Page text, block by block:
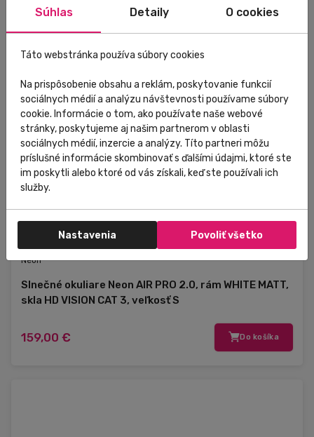
Externý sklad
Neon
Slnečné okuliare Neon AIR PRO 2.0, rám WHITE MATT,
skla HD VISION CAT 3, veľkosť S
159,00 € Do košíka
Súhlas Detaily O cookies
Táto webstránka používa súbory cookies
Na prispôsobenie obsahu a reklám, poskytovanie funkcií
sociálnych médií a analýzu návštevnosti používame súbory
cookie. Informácie o tom, ako používate naše webové
stránky, poskytujeme aj našim partnerom v oblasti
sociálnych médií, inzercie a analýzy. Títo partneri môžu
príslušné informácie skombinovať s ďalšími údajmi, ktoré ste
im poskytli alebo ktoré od vás získali, keď ste používali ich
služby.
Nastavenia Povoliť všetko